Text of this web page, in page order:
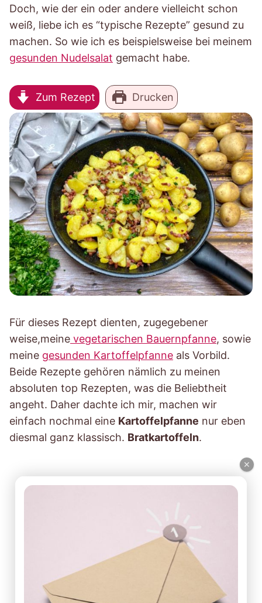
Doch, wie der ein oder andere vielleicht schon
weiß, liebe ich es “typische Rezepte” gesund zu
machen. So wie ich es beispielsweise bei meinem
gesunden Nudelsalat gemacht habe.
Zum Rezept Drucken
Für dieses Rezept dienten, zugegebener
weise,meine vegetarischen Bauernpfanne, sowie
meine gesunden Kartoffelpfanne als Vorbild.
Beide Rezepte gehören nämlich zu meinen
absoluten top Rezepten, was die Beliebtheit
angeht. Daher dachte ich mir, machen wir
einfach nochmal eine Kartoffelpfanne nur eben
diesmal ganz klassisch. Bratkartoffeln.
×